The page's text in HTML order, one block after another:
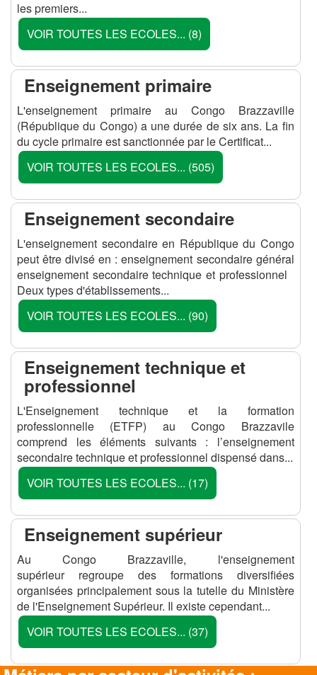
les premiers...
VOIR TOUTES LES ECOLES... (8)
Enseignement primaire
L'enseignement primaire au Congo Brazzaville
(République du Congo) a une durée de six ans. La fin
du cycle primaire est sanctionnée par le Certificat...
VOIR TOUTES LES ECOLES... (505)
Enseignement secondaire
L'enseignement secondaire en République du Congo
peut être divisé en : enseignement secondaire général
enseignement secondaire technique et professionnel
Deux types d'établissements...
VOIR TOUTES LES ECOLES... (90)
Enseignement technique et
professionnel
L'Enseignement technique et la formation
professionnelle (ETFP) au Congo Brazzavile
comprend les éléments suivants : l’enseignement
secondaire technique et professionnel dispensé dans...
VOIR TOUTES LES ECOLES... (17)
Enseignement supérieur
Au Congo Brazzaville, l'enseignement
supérieur regroupe des formations diversifiées
organisées principalement sous la tutelle du Ministère
de l'Enseignement Supérieur. Il existe cependant...
VOIR TOUTES LES ECOLES... (37)